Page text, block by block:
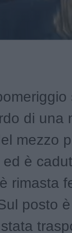
di una
mezzo
è
rimasta
posto